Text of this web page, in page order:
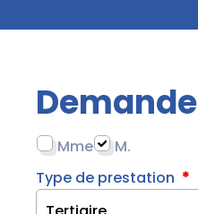
Demande
Mme
M.
Type de prestation